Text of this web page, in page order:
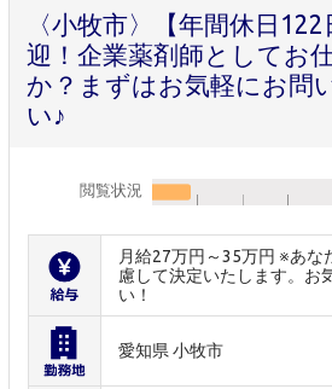
〈小牧市〉【年間休日
迎！企業薬剤師としてお
か？まずはお気軽にお問
い♪
閲覧状況
月給27万円～35万円 ※あな
慮して決定いたします。お
い！
愛知県 小牧市